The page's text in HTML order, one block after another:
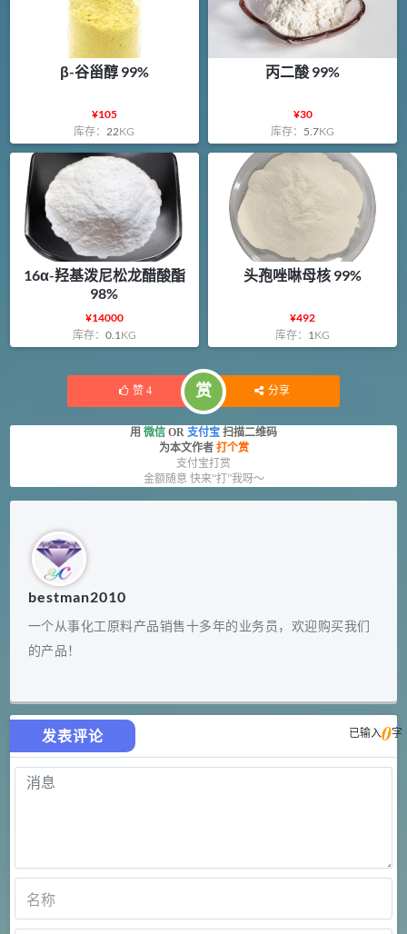
β-谷甾醇 99%
¥105
库存： 22KG
丙二酸 99%
¥30
库存： 5.7KG
16α-羟基泼尼松龙醋酸酯
98%
¥14000
库存： 0.1KG
头孢唑啉母核 99%
¥492
库存： 1KG
赞 4 赏 分享
用 微信 OR 支付宝 扫描二维码
为本文作者 打个赏
支付宝打赏
金额随意 快来“打”我呀～
bestman2010
一个从事化工原料产品销售十多年的业务员，欢迎购买我们
的产品！
发表评论 已输入0字